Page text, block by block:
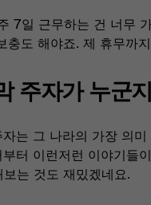
7일 근무하는 건 너무
도 해야죠. 제 휴무까
주자가 누군
는 그 나라의 가장 의
터 이런저런 이야기
는 것도 재밌겠네요.